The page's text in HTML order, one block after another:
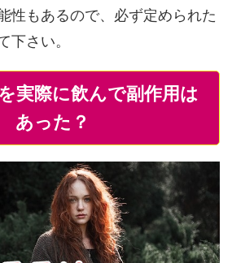
性もあるので、必ず定められた
下さい。
実際に飲んで副作用は
あった？